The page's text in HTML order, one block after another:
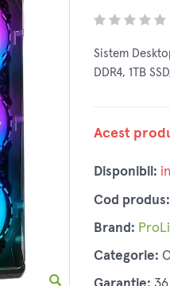
Sistem
DDR4, 1TB
Acest
Disponibil:
Cod produs:
Brand:
Categorie: